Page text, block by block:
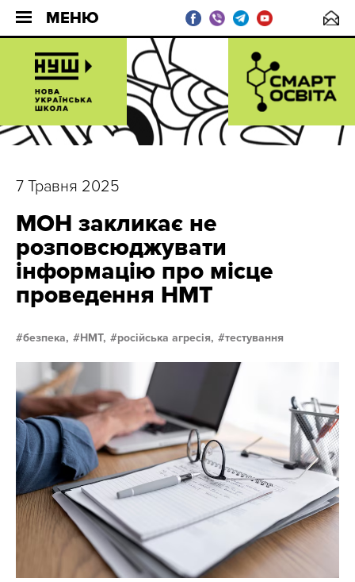
МЕНЮ
7 Травня 2025
МОН закликає не
розповсюджувати
інформацію про місце
проведення НМТ
безпека, НМТ, російська агресія, тестування